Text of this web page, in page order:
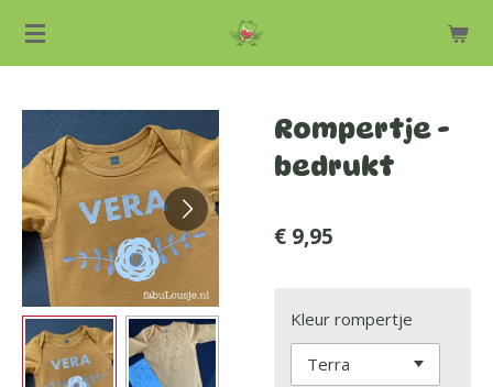
Ga
de
hoofdinhoud
Rompertje -
bedrukt
€ 9,95
Kleur rompertje